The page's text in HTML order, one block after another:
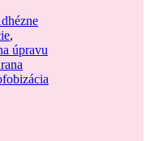
,
úpravu